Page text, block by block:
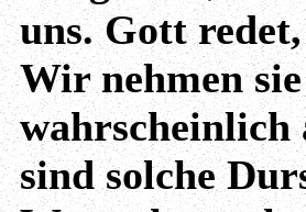
uns. Gott
Wir nehmen
wahrscheinlich
sind solche